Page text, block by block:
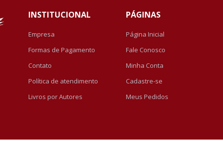
INSTITUCIONAL
Empresa
Formas de Pagamento
Contato
Política de atendimento
Livros por Autores
PÁGINAS
Página Inicial
Fale Conosco
Minha Conta
Cadastre-se
Meus Pedidos